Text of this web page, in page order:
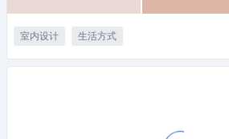
室内设计 生活方式